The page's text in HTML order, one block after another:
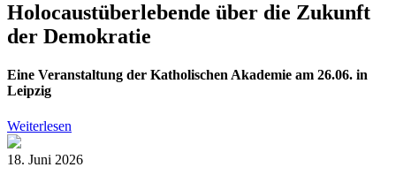
Holocaustüberlebende über die Zukunft
der Demokratie
Eine Veranstaltung der Katholischen Akademie am 26.06. in
Leipzig
Weiterlesen
18. Juni 2026